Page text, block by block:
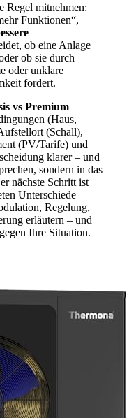
Regel mitnehmen:
Funktionen“,
ob eine Anlage
ob sie durch
oder unklare
fordert.
vs Premium
(Haus,
(Schall),
(PV/Tarife) und
klarer – und
sondern in das
nächste Schritt ist
Unterschiede
Regelung,
erläutern – und
Ihre Situation.